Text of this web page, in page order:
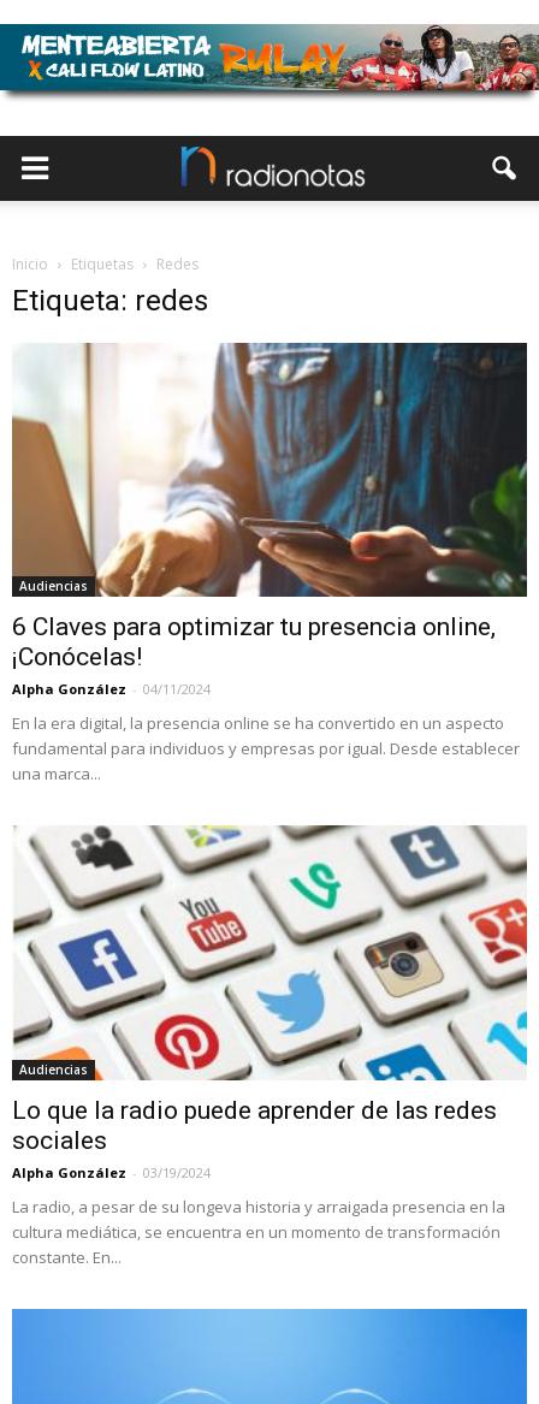
Inicio Etiquetas Redes
Etiqueta: redes
Audiencias
6 Claves para optimizar tu presencia online,
¡Conócelas!
Alpha González - 04/11/2024
En la era digital, la presencia online se ha convertido en un aspecto
fundamental para individuos y empresas por igual. Desde establecer
una marca...
Audiencias
Lo que la radio puede aprender de las redes
sociales
Alpha González - 03/19/2024
La radio, a pesar de su longeva historia y arraigada presencia en la
cultura mediática, se encuentra en un momento de transformación
constante. En...